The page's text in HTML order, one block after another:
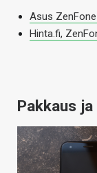
Asus
Hinta.fi,
Pakkaus